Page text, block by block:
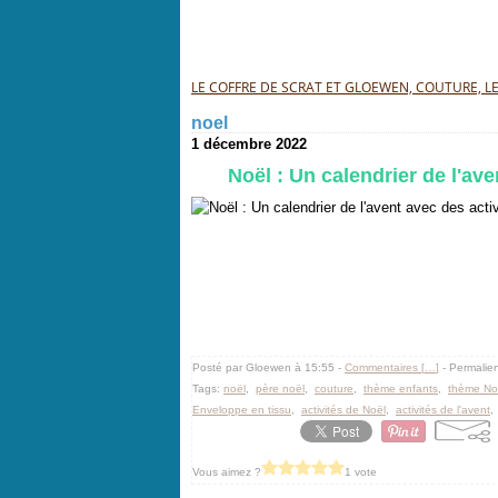
LE COFFRE DE SCRAT ET GLOEWEN, COUTURE,
noel
1 décembre 2022
Noël : Un calendrier de
Posté par Gloewen à 15:55 - Commentaires [ ] -
Tags: noël père noël couture thème enfants
thème
Enveloppe en tissu
activités de Noël activités de l'avent
Vous aimez ? 1 vote